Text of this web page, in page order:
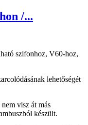
/...
szifonhoz, V60-hoz,
lehetőségét
visz át más
készült.